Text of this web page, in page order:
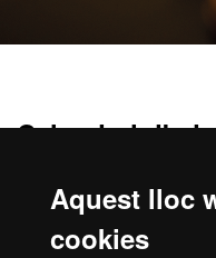
Aquest lloc
cookies
Calendari
Pots consultar el període
acadèmic administratiu